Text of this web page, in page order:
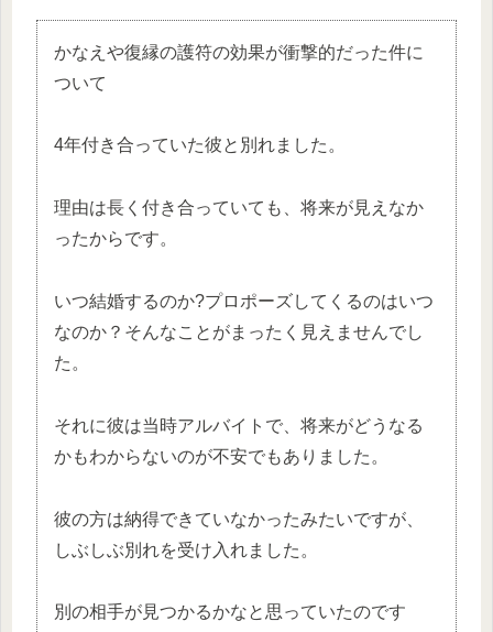
かなえや復縁の護符の効果が衝撃的だった件に
ついて
4年付き合っていた彼と別れました。
理由は長く付き合っていても、将来が見えなか
ったからです。
いつ結婚するのか?プロポーズしてくるのはいつ
なのか？そんなことがまったく見えませんでし
た。
それに彼は当時アルバイトで、将来がどうなる
かもわからないのが不安でもありました。
彼の方は納得できていなかったみたいですが、
しぶしぶ別れを受け入れました。
別の相手が見つかるかなと思っていたのです